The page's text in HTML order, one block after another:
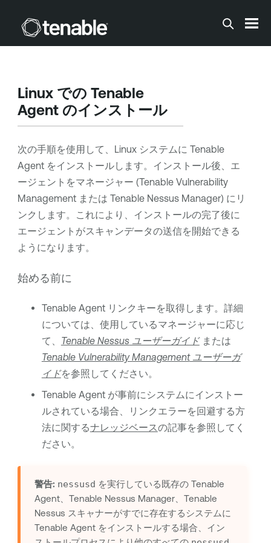
メインコンテンツに移動する
Linux での Tenable
Agentのインストール
次の手順を使用して、Linux システムに Tenable
Agentをインストールします。インストール後、エ
ージェントをマネージャー (Tenable Vulnerability
Managementまたは Tenable Nessus Manager) にリ
ンクします。これにより、インストールの完了後に
エージェントがスキャンデータの送信を開始できる
ようになります。
始める前に
Tenable Agentリンクキーを取得します。詳細
については、使用しているマネージャーに応じ
て、 Tenable Nessusユーザーガイドまたは
Tenable Vulnerability Managementユーザーガ
イドを参照してください。
Tenable Agentが事前にシステムにインストー
ルされている場合、リンクエラーを回避する方
法に関するナレッジベースの記事を参照してく
ださい。
警告: nessusd を実行している既存の Tenable
Agent、 Tenable Nessus Manager、 Tenable
Nessus スキャナーがすでに存在するシステムに
Tenable Agentをインストールする場合、イン